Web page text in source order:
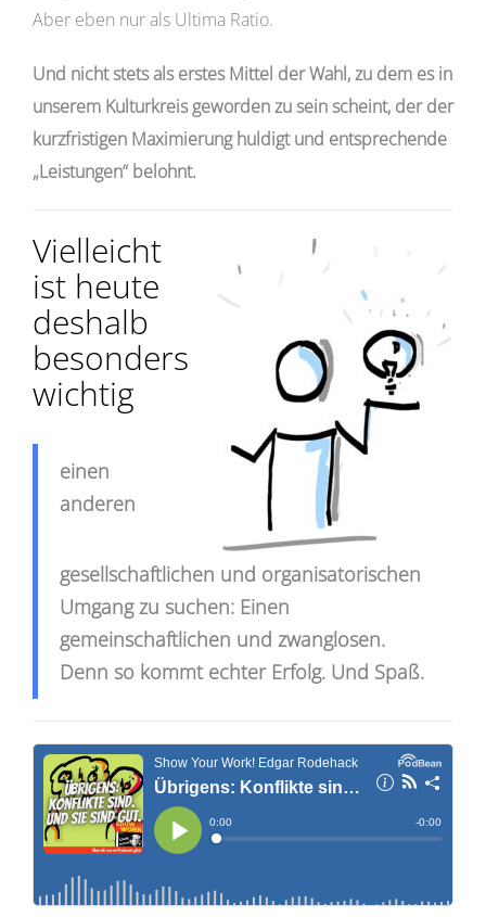
Aber eben nur als Ultima Ratio.
Und nicht stets als erstes Mittel der Wahl, zu dem es in
unserem Kulturkreis geworden zu sein scheint, der der
kurzfristigen Maximierung huldigt und entsprechende
„Leistungen“ belohnt.
Vielleicht
ist heute
deshalb
besonders
wichtig
einen
anderen
gesellschaftlichen und organisatorischen
Umgang zu suchen: Einen
gemeinschaftlichen und zwanglosen.
Denn so kommt echter Erfolg. Und Spaß.